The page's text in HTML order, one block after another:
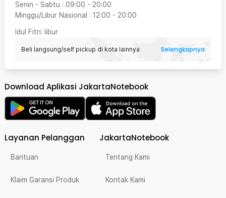
Senin - Sabtu : 09:00 - 20:00
Minggu/Libur Nasional : 12:00 - 20:00
Idul Fitri: libur
Beli langsung/self pickup di kota lainnya Selengkapnya
Download Aplikasi JakartaNotebook
Layanan Pelanggan
Bantuan
Klaim Garansi Produk
JakartaNotebook
Tentang Kami
Kontak Kami